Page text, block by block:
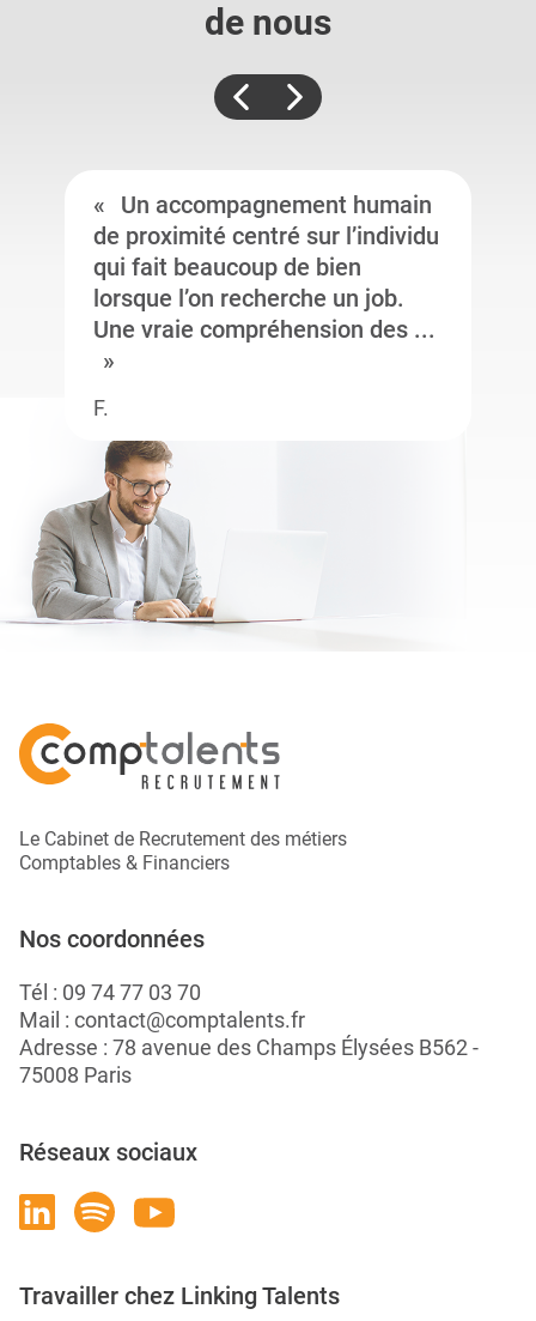
de nous
Un accompagnement humain
de proximité centré sur l’individu
qui fait beaucoup de bien
lorsque l’on recherche un job.
Une vraie compréhension des ...
F.
Le Cabinet de Recrutement des métiers
Comptables & Financiers
Nos coordonnées
Tél : 09 74 77 03 70
Mail : contact@comptalents.fr
Adresse : 78 avenue des Champs Élysées B562 -
75008 Paris
Réseaux sociaux
Travailler chez Linking Talents